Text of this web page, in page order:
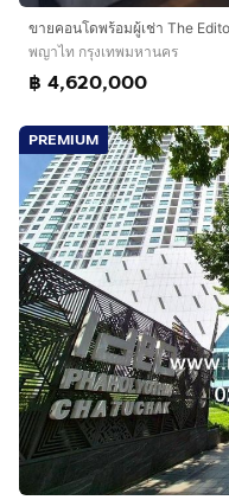
พญาไท กรุงเทพมหานคร
฿ 4,620,000
PREMIUM